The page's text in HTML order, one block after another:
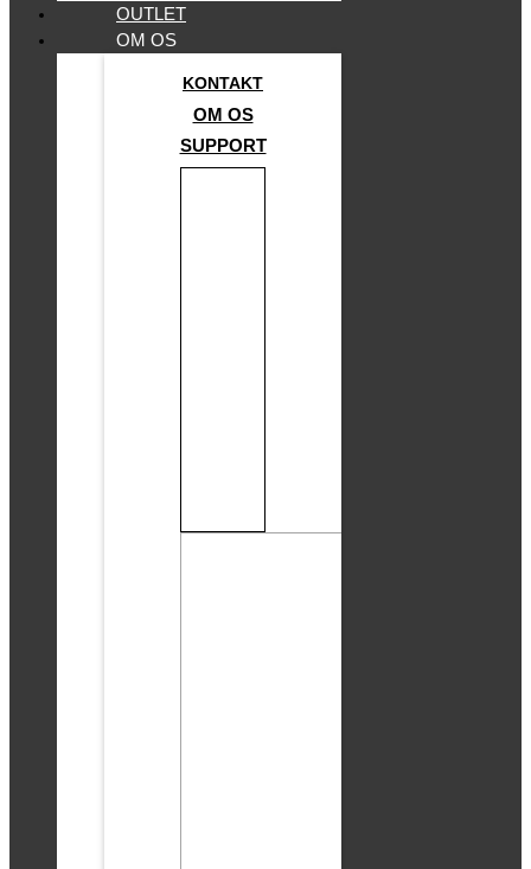
OUTLET
OM OS
KONTAKT
OM OS
SUPPORT